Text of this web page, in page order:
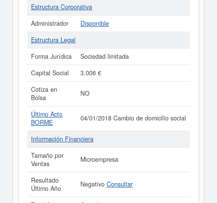
Estructura Corporativa
Administrador
Disponible
Estructura Legal
Forma Jurídica
Sociedad limitada
Capital Social
3.006 €
Cotiza en
Bolsa
NO
Último Acto
BORME
04/01/2018 Cambio de domicilio social
Información Financiera
Tamaño por
Ventas
Microempresa
Resultado
Último Año
Negativo Consultar